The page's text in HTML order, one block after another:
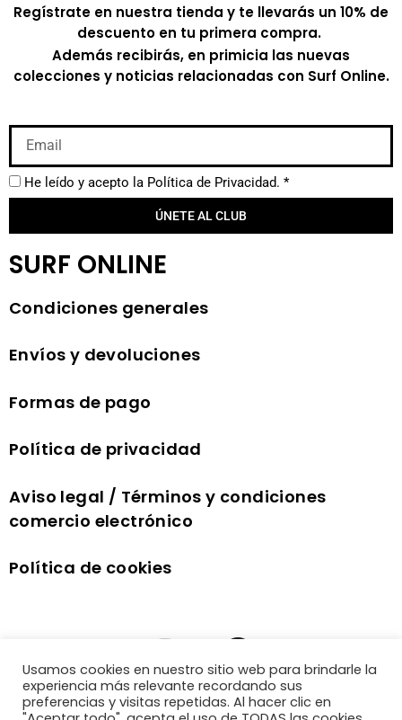
Regístrate en nuestra tienda y te llevarás un 10% de
descuento en tu primera compra.
Además recibirás, en primicia las nuevas
colecciones y noticias relacionadas con Surf Online.
He leído y acepto la Política de Privacidad. *
ÚNETE AL CLUB
SURF ONLINE
Condiciones generales
Envíos y devoluciones
Formas de pago
Política de privacidad
Aviso legal / Términos y condiciones
comercio electrónico
Política de cookies
Usamos cookies en nuestro sitio web para brindarle la
experiencia más relevante recordando sus
preferencias y visitas repetidas. Al hacer clic en